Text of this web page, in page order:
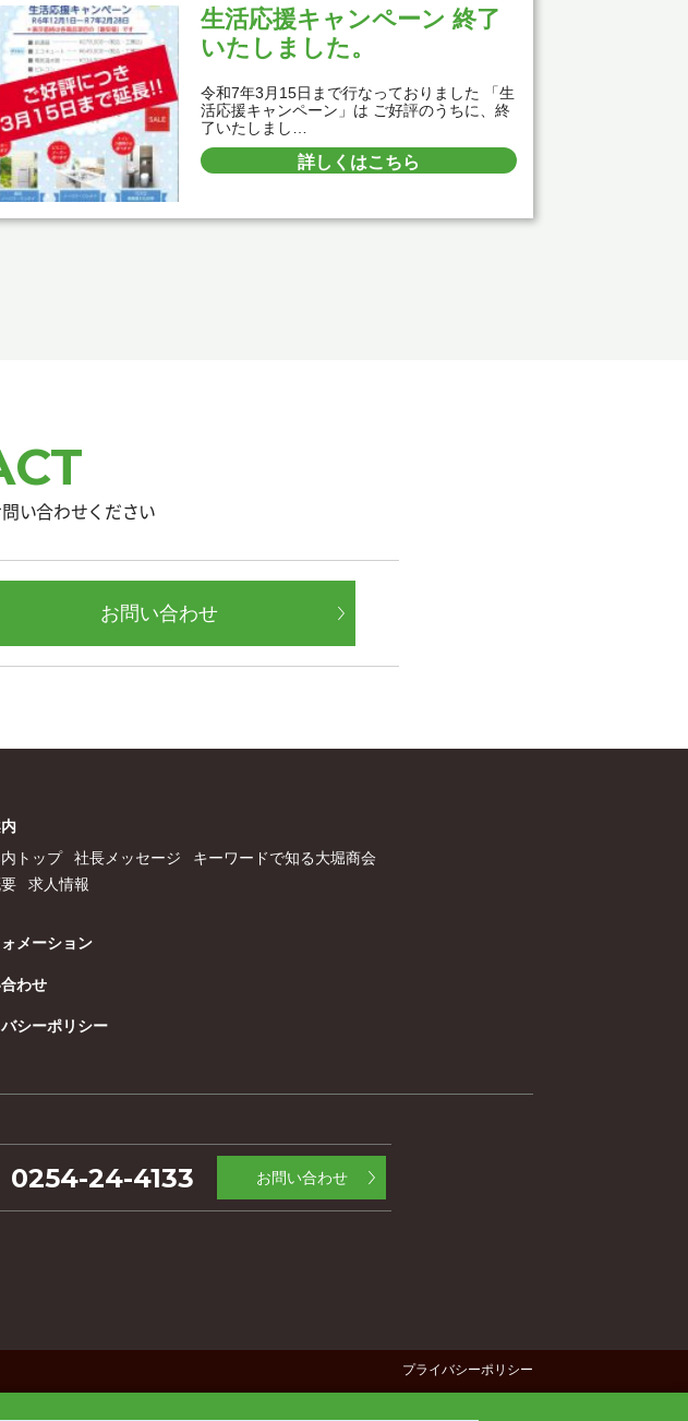
生活応援キャンペーン 終了
いたしました。
令和7年3月15日まで行なっておりました 「生
活応援キャンペーン」は ご好評のうちに、終
了いたしまし…
い合わせください
お問い合わせ
トップ
社長メッセージ
キーワードで知る大堀商会
求人情報
メーション
わせ
シーポリシー
0254-24-4133 お問い合わせ
プライバシーポリシー